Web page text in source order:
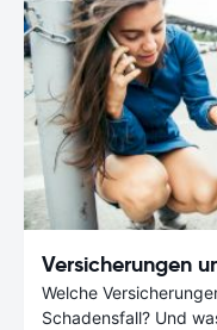
Versicherungen
Welche
Schadensfall? Und